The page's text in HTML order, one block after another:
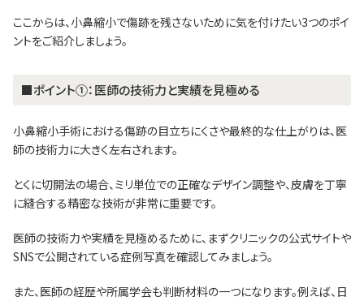
ここからは、小鼻縮小で傷跡を残さないために気を付けたい3つのポイ
ントをご紹介しましょう。
■ポイント①：医師の技術力と実績を見極める
小鼻縮小手術における傷跡の目立ちにくさや最終的な仕上がりは、医
師の技術力に大きく左右されます。
とくに切開法の場合、ミリ単位での正確なデザイン調整や、皮膚を丁寧
に縫合する精密な技術が非常に重要です。
医師の技術力や実績を見極めるために、まずクリニックの公式サイトや
SNSで公開されている症例写真を確認してみましょう。
また、医師の経歴や所属学会も判断材料の一つになります。例えば、日